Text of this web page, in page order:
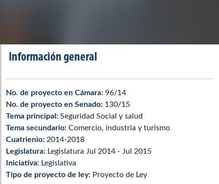
Información general
No. de proyecto en Cámara: 96/14
No. de proyecto en Senado: 130/15
Tema principal: Seguridad Social y salud
Tema secundario: Comercio, industria y turismo
Cuatrienio: 2014-2018
Legislatura: Legislatura Jul 2014 - Jul 2015
Iniciativa: Legislativa
Tipo de proyecto de ley: Proyecto de Ley